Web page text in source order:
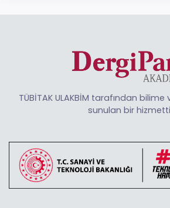
TÜBİTAK ULAKBİM tarafından
sunulan bir